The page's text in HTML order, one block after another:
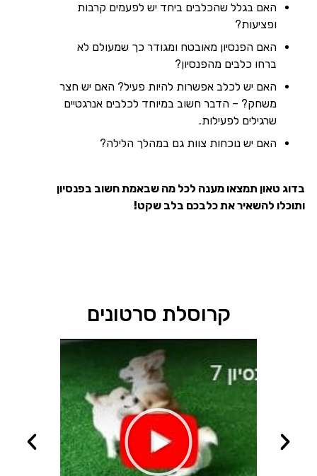
האם בגלל שהכלבים ביחד יש לפעמים קרבות
ופציעות?
האם הפנסיון מאובטח ומגודר כך שמעולם לא
ברחו כלבים מהפנסיון?
האם יש לכלב אפשרות להיות פעיל? האם יש חצר
משחק? – הדבר חשוב במיוחד לכלבים אנרגטיים
שרגילים לפעילות.
האם יש נוכחות צוות גם במהלך הלילה?
בדוג טאון תמצאו מענה לכל מה שבאמת חשוב בפנסיון
ותוכלו להשאיר את כלבכם בלב שקט!
קרוסלת סרטונים